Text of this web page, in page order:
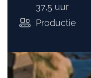
37,5 uur
Productie